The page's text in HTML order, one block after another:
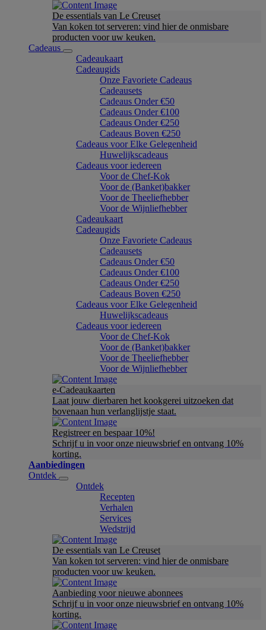
De essentials van Le Creuset
Van koken tot serveren: vind hier de onmisbare
producten voor uw keuken.
Cadeaus
Cadeaukaart
Cadeaugids
Onze Favoriete Cadeaus
Cadeausets
Cadeaus Onder €50
Cadeaus Onder €100
Cadeaus Onder €250
Cadeaus Boven €250
Cadeaus voor Elke Gelegenheid
Huwelijkscadeaus
Cadeaus voor iedereen
Voor de Chef-Kok
Voor de (Banket)bakker
Voor de Theeliefhebber
Voor de Wijnliefhebber
Cadeaukaart
Cadeaugids
Onze Favoriete Cadeaus
Cadeausets
Cadeaus Onder €50
Cadeaus Onder €100
Cadeaus Onder €250
Cadeaus Boven €250
Cadeaus voor Elke Gelegenheid
Huwelijkscadeaus
Cadeaus voor iedereen
Voor de Chef-Kok
Voor de (Banket)bakker
Voor de Theeliefhebber
Voor de Wijnliefhebber
e-Cadeaukaarten
Laat jouw dierbaren het kookgerei uitzoeken dat
bovenaan hun verlanglijstje staat.
Registreer en bespaar 10%!
Schrijf u in voor onze nieuwsbrief en ontvang 10%
korting.
Aanbiedingen
Ontdek
Ontdek
Recepten
Verhalen
Services
Wedstrijd
De essentials van Le Creuset
Van koken tot serveren: vind hier de onmisbare
producten voor uw keuken.
Aanbieding voor nieuwe abonnees
Schrijf u in voor onze nieuwsbrief en ontvang 10%
korting.